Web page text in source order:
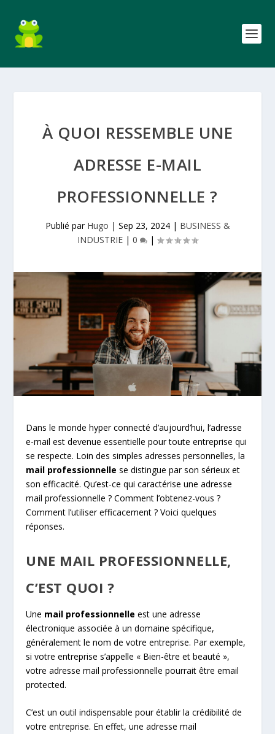
À QUOI RESSEMBLE UNE
ADRESSE E-MAIL
PROFESSIONNELLE ?
Publié par Hugo | Sep 23, 2024| BUSINESS &
INDUSTRIE | 0 |
Dans le monde hyper connecté d’aujourd’hui, l’adresse
e-mail est devenue essentielle pour toute entreprise qui
se respecte. Loin des simples adresses personnelles, la
mail professionnelle se distingue par son sérieux et
son efficacité. Qu’est-ce qui caractérise une adresse
mail professionnelle ? Comment l’obtenez-vous ?
Comment l’utiliser efficacement ? Voici quelques
réponses.
UNE MAIL PROFESSIONNELLE,
C’EST QUOI ?
Une mail professionnelle est une adresse
électronique associée à un domaine spécifique,
généralement le nom de votre entreprise. Par exemple,
si votre entreprise s’appelle « Bien-être et beauté »,
votre adresse mail professionnelle pourrait êtreemail
protected.
C’est un outil indispensable pour établir la crédibilité de
votre entreprise. En effet, une adresse mail